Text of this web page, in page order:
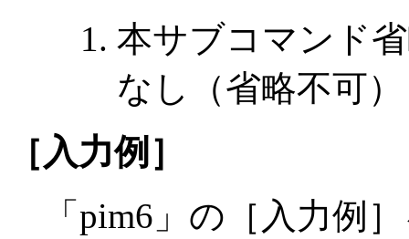
本サブコマンド
なし（省略不可）
［入力例］
「pim6」の［入力例